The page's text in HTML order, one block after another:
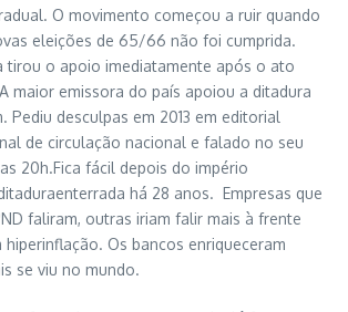
O movimento começou a ruir quando
eleições de 65/66 não foi cumprida.
tirou o apoio imediatamente após o ato
maior emissora do país apoiou a ditadura
Pediu desculpas em 2013 em editorial
de circulação nacional e falado no seu
20h.Fica fácil depois do império
há 28 anos. Empresas que
faliram, outras iriam falir mais à frente
hiperinflação. Os bancos enriqueceram
se viu no mundo.